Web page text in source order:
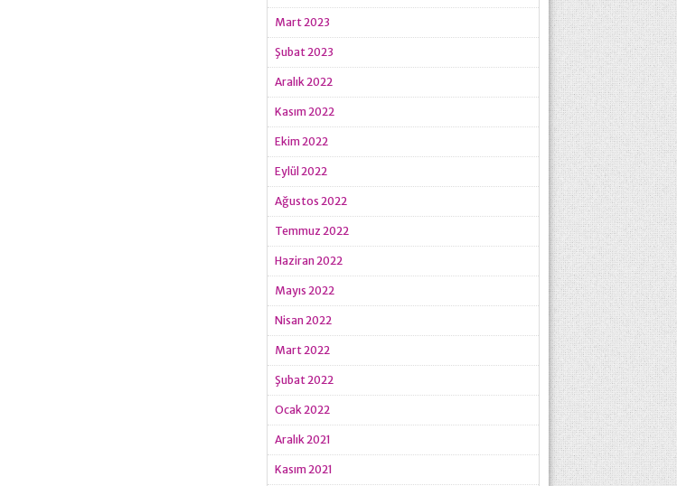
Mart 2023
Şubat 2023
Aralık 2022
Kasım 2022
Ekim 2022
Eylül 2022
Ağustos 2022
Temmuz 2022
Haziran 2022
Mayıs 2022
Nisan 2022
Mart 2022
Şubat 2022
Ocak 2022
Aralık 2021
Kasım 2021